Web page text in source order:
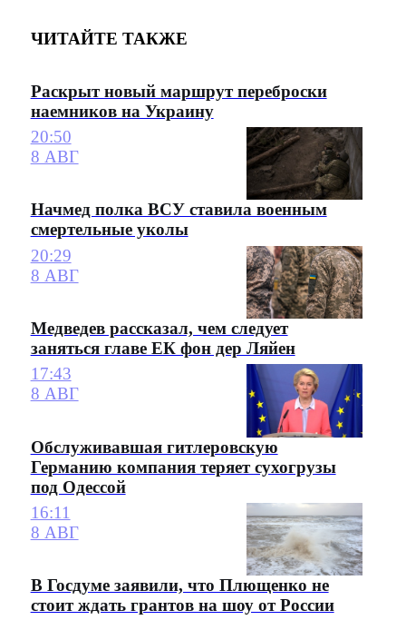
ЧИТАЙТЕ ТАКЖЕ
Раскрыт новый маршрут переброски
наемников на Украину
20:50
8 АВГ
Начмед полка ВСУ ставила военным
смертельные уколы
20:29
8 АВГ
Медведев рассказал, чем следует
заняться главе ЕК фон дер Ляйен
17:43
8 АВГ
Обслуживавшая гитлеровскую
Германию компания теряет сухогрузы
под Одессой
16:11
8 АВГ
В Госдуме заявили, что Плющенко не
стоит ждать грантов на шоу от России